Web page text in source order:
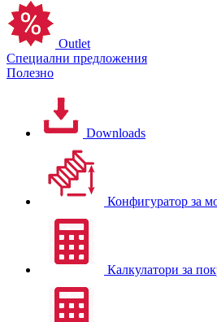
Outlet
Специални предложения
Полезно
Downloads
Конфигуратор за
Калкулатори за